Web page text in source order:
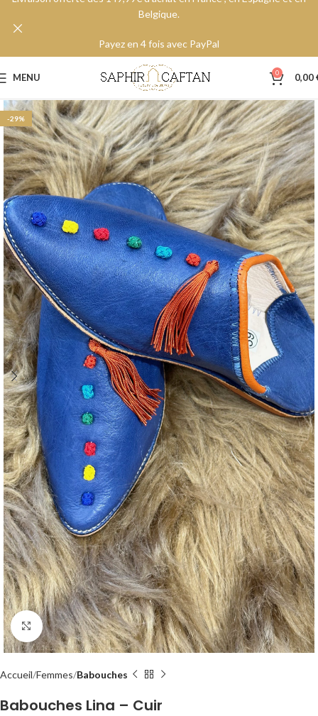
MENU 0 0,00
-29%
Agrandir
Accueil Femmes Babouches
Babouches Lina – Cuir
Belgique.
Payez en 4 fois avec PayPal